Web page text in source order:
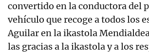
convertido en la conductora del
vehículo que recoge a todos los
Aguilar en la ikastola
las gracias a la ikastola y a los